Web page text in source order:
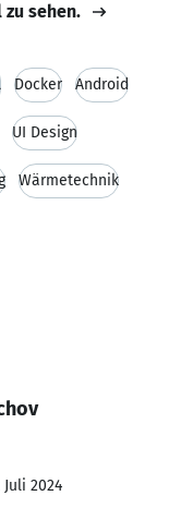
zu sehen.
Docker Android
UI Design
Wärmetechnik
2024